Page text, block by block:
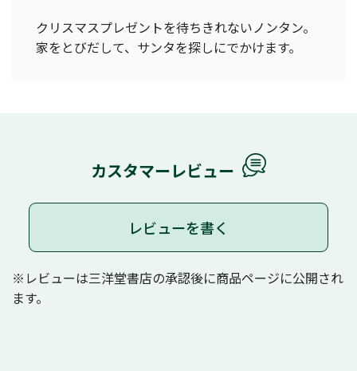
クリスマスプレゼントを待ちきれないノンタン。
家をとびだして、サンタを探しにでかけます。
カスタマーレビュー
レビューを書く
※レビューは三洋堂書店の承認後に商品ページに公開され
ます。